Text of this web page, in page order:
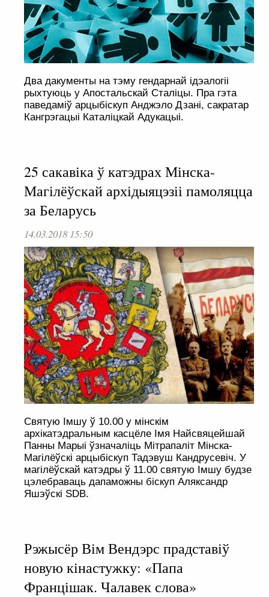
Два дакументы на тэму гендарнай ідэалогіі
рыхтуюць у Апостальскай Сталіцы. Пра гэта
паведаміў арцыбіскуп Анджэло Дзані, сакратар
Кангрэгацыі Каталіцкай Адукацыі.
25 сакавіка ў катэдрах Мінска-
Магілёўскай архідыяцэзіі памоляцца
за Беларусь
14.03.2018 15:50
Святую Імшу ў 10.00 у мінскім
архікатэдральным касцёле Імя Найсвяцейшай
Панны Марыі ўзначаліць Мітрапаліт Мінска-
Магілёўскі арцыбіскуп Тадэвуш Кандрусевіч. У
магілёўскай катэдры ў 11.00 святую Імшу будзе
цэлебраваць дапаможны біскуп Аляксандр
Яшэўскі SDB.
Рэжысёр Вім Вендэрс прадставіў
новую кінастужку: «Папа
Францішак. Чалавек слова»